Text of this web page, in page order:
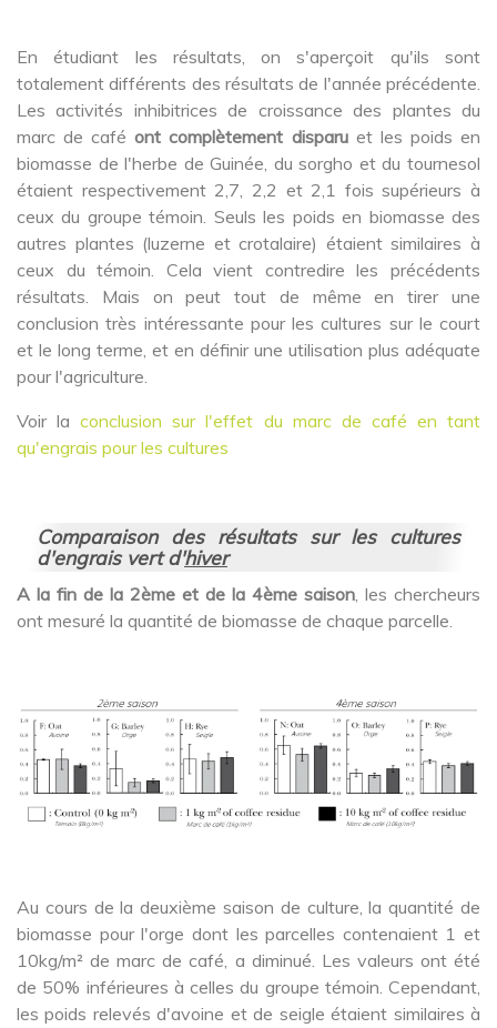
En étudiant les résultats, on s'aperçoit qu'ils sont
totalement différents des résultats de l'année précédente.
Les activités inhibitrices de croissance des plantes du
marc de caféont complètement disparuet les poids en
biomasse de l'herbe de Guinée, du sorgho et du tournesol
étaient respectivement 2,7, 2,2 et 2,1 fois supérieurs à
ceux du groupe témoin. Seuls les poids en biomasse des
autres plantes (luzerne et crotalaire) étaient similaires à
ceux du témoin. Cela vient contredire les précédents
résultats. Mais on peut tout de même en tirer une
conclusion très intéressante pour les cultures sur le court
et le long terme, et en définir une utilisation plus adéquate
pour l'agriculture.
Voir laconclusion sur l'effet du marc de café en tant
qu'engrais pour les cultures
Comparaison des résultats sur les cultures
d'engrais vert d'hiver
A la fin de la 2ème et de la 4ème saison, les chercheurs
ont mesuré la quantité de biomasse de chaque parcelle.
Au cours de la deuxième saison de culture, la quantité de
biomasse pour l'orge dont les parcelles contenaient 1 et
10kg/m² de marc de café, a diminué. Les valeurs ont été
de 50% inférieures à celles du groupe témoin. Cependant,
les poids relevés d'avoine et de seigle étaient similaires à